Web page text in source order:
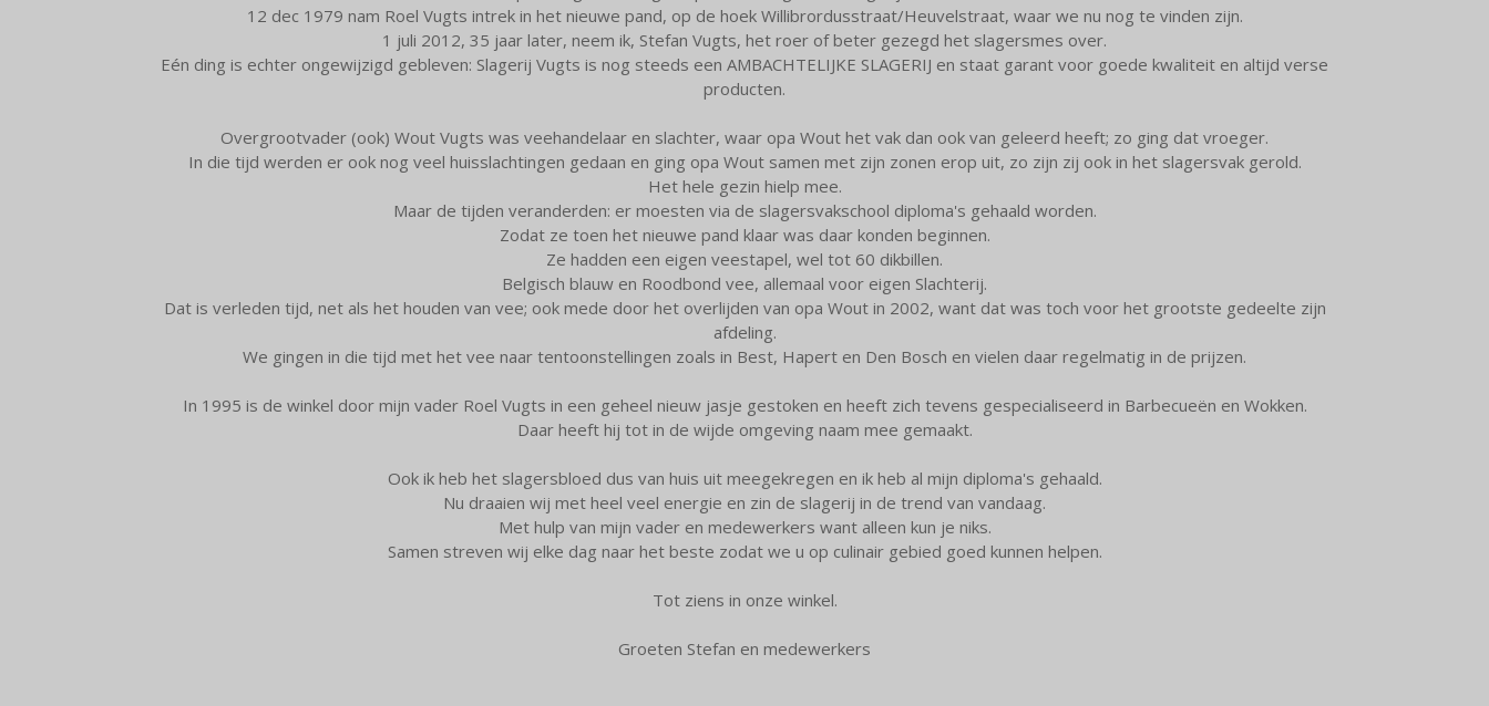
12 dec 1979 nam Roel Vugts intrek in het nieuwe pand, op de hoek Willibrordusstraat/Heuvelstraat, waar we nu nog te vinden zijn.
1 juli 2012, 35 jaar later, neem ik, Stefan Vugts, het roer of beter gezegd het slagersmes over.
Eén ding is echter ongewijzigd gebleven: Slagerij Vugts is nog steeds een AMBACHTELIJKE SLAGERIJ en staat garant voor goede kwaliteit en altijd verse
producten.
Overgrootvader (ook) Wout Vugts was veehandelaar en slachter, waar opa Wout het vak dan ook van geleerd heeft; zo ging dat vroeger.
In die tijd werden er ook nog veel huisslachtingen gedaan en ging opa Wout samen met zijn zonen erop uit, zo zijn zij ook in het slagersvak gerold.
Het hele gezin hielp mee.
Maar de tijden veranderden: er moesten via de slagersvakschool diploma's gehaald worden.
Zodat ze toen het nieuwe pand klaar was daar konden beginnen.
Ze hadden een eigen veestapel, wel tot 60 dikbillen.
Belgisch blauw en Roodbond vee, allemaal voor eigen Slachterij.
Dat is verleden tijd, net als het houden van vee; ook mede door het overlijden van opa Wout in 2002, want dat was toch voor het grootste gedeelte zijn
afdeling.
We gingen in die tijd met het vee naar tentoonstellingen zoals in Best, Hapert en Den Bosch en vielen daar regelmatig in de prijzen.
In 1995 is de winkel door mijn vader Roel Vugts in een geheel nieuw jasje gestoken en heeft zich tevens gespecialiseerd in Barbecueën en Wokken.
Daar heeft hij tot in de wijde omgeving naam mee gemaakt.
Ook ik heb het slagersbloed dus van huis uit meegekregen en ik heb al mijn diploma's gehaald.
Nu draaien wij met heel veel energie en zin de slagerij in de trend van vandaag.
Met hulp van mijn vader en medewerkers want alleen kun je niks.
Samen streven wij elke dag naar het beste zodat we u op culinair gebied goed kunnen helpen.
Tot ziens in onze winkel.
Groeten Stefan en medewerkers